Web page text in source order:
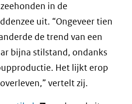
in de
uit. “Ongeveer tien
de trend van een
bijna stilstand, ondanks
Het lijkt erop
vertelt zij.